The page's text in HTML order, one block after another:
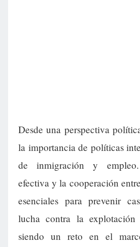
Desde una perspectiva
la importancia de políticas
de inmigración y
efectiva y la cooperación
esenciales para prevenir
lucha contra la explotación
siendo un reto en el